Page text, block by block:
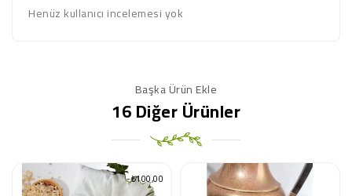
Henüz kullanıcı incelemesi yok
Başka Ürün Ekle
16 Diğer Ürünler
-₺100,00